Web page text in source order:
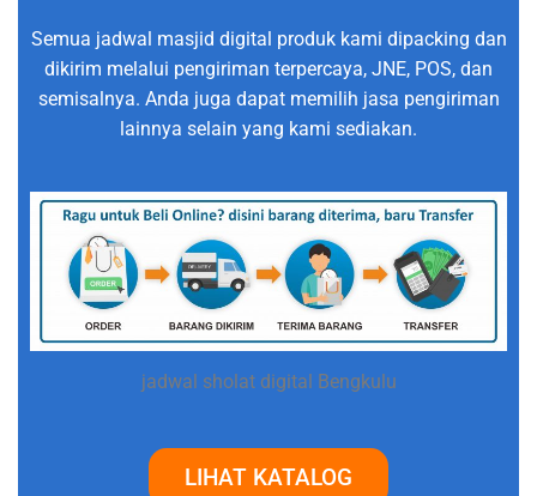
Semua jadwal masjid digital produk kami dipacking dan
dikirim melalui pengiriman terpercaya, JNE, POS, dan
semisalnya. Anda juga dapat memilih jasa pengiriman
lainnya selain yang kami sediakan.
jadwal sholat digital Bengkulu
LIHAT KATALOG